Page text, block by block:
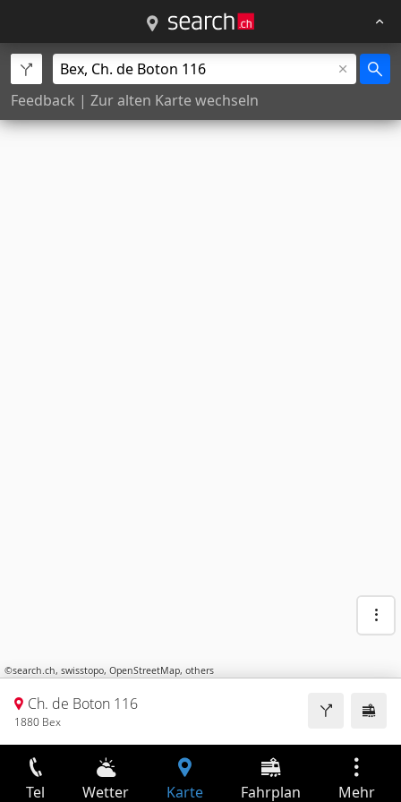
Feedback | Zur alten Karte wechseln
©search.ch, swisstopo, OpenStreetMap, others
Ch. de Boton 116
1880 Bex
Tel Wetter Karte Fahrplan Mehr